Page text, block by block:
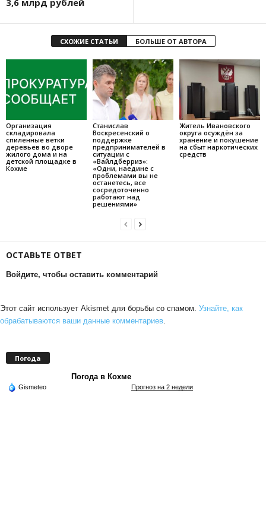
3,6 млрд рублей
СХОЖИЕ СТАТЬИ БОЛЬШЕ ОТ АВТОРА
Организация
складировала
спиленные ветки
деревьев во дворе
жилого дома и на
детской площадке в
Кохме
Станислав
Воскресенский о
поддержке
предпринимателей в
ситуации с
«Вайлдберриз»:
«Одни, наедине с
проблемами вы не
останетесь, все
сосредоточенно
работают над
решениями»
Житель Ивановского
округа осуждён за
хранение и покушение
на сбыт наркотических
средств
ОСТАВЬТЕ ОТВЕТ
Войдите, чтобы оставить комментарий
Этот сайт использует Akismet для борьбы со спамом. Узнайте, как
обрабатываются ваши данные комментариев
Погода
Погода в Кохме
Gismeteo Прогноз на 2 недели